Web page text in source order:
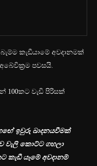
කැඩීයාමේ අවදානමක්
පවසයි.
100කට වැඩි පිරිසක්
ඉවුරු ඛාදනයවීමක්
වැලි කොට්ට ගහලා
කැඩී යෑමේ අවදානම්